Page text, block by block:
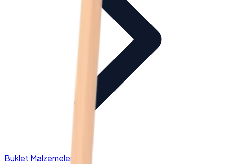
Buklet Malzemeleri